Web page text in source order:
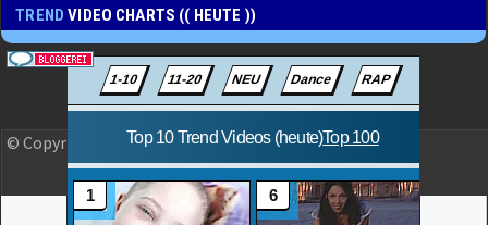
TRENDVIDEO CHARTS (( HEUTE ))
© Copyright 2023 OLJO